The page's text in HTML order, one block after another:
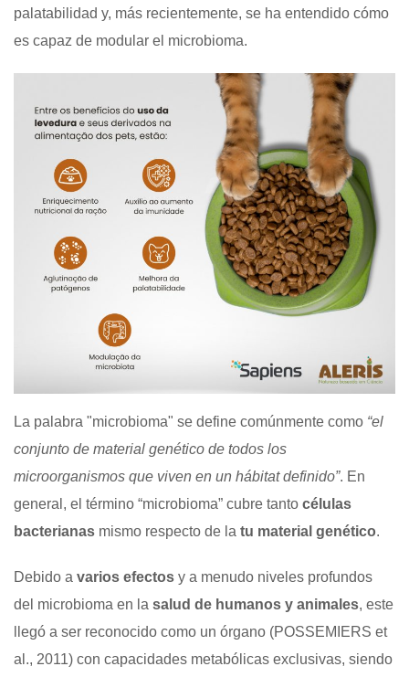
palatabilidad y, más recientemente, se ha entendido cómo
es capaz de modular el microbioma.
La palabra "microbioma" se define comúnmente como “el
conjunto de material genético de todos los
microorganismos que viven en un hábitat definido”. En
general, el término “microbioma” cubre tanto células
bacterianas mismo respecto de la tu material genético.
Debido a varios efectos y a menudo niveles profundos
del microbioma en la salud de humanos y animales, este
llegó a ser reconocido como un órgano (POSSEMIERS et
al., 2011) con capacidades metabólicas exclusivas, siendo